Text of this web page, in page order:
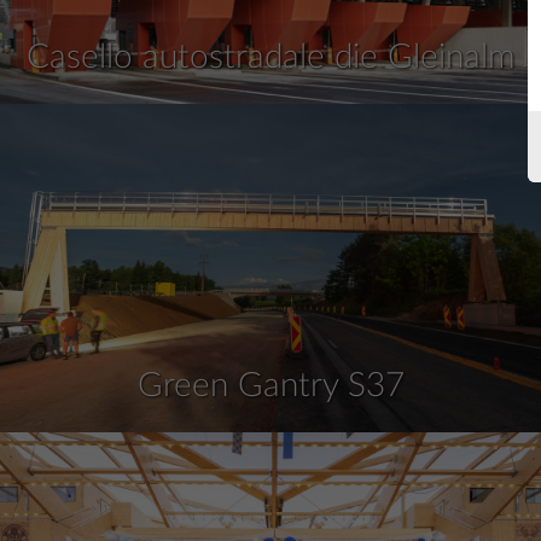
Casello autostradale die Gleinalm
Green Gantry S37